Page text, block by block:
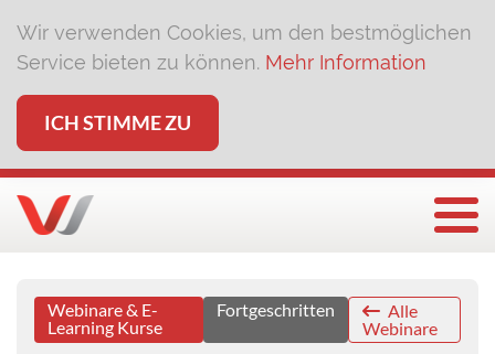
Wir verwenden Cookies, um den bestmöglichen
Service bieten zu können. Mehr Information
ICH STIMME ZU
Webinare & E-
Learning Kurse
Fortgeschritten
Alle
Webinare